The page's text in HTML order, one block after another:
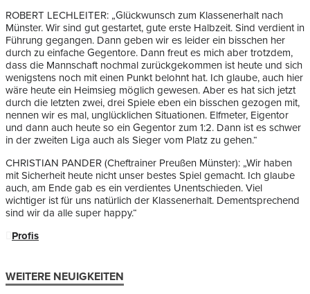
ROBERT LECHLEITER: „Glückwunsch zum Klassenerhalt nach
Münster. Wir sind gut gestartet, gute erste Halbzeit. Sind verdient in
Führung gegangen. Dann geben wir es leider ein bisschen her
durch zu einfache Gegentore. Dann freut es mich aber trotzdem,
dass die Mannschaft nochmal zurückgekommen ist heute und sich
wenigstens noch mit einen Punkt belohnt hat. Ich glaube, auch hier
wäre heute ein Heimsieg möglich gewesen. Aber es hat sich jetzt
durch die letzten zwei, drei Spiele eben ein bisschen gezogen mit,
nennen wir es mal, unglücklichen Situationen. Elfmeter, Eigentor
und dann auch heute so ein Gegentor zum 1:2. Dann ist es schwer
in der zweiten Liga auch als Sieger vom Platz zu gehen.“
CHRISTIAN PANDER (Cheftrainer Preußen Münster): „Wir haben
mit Sicherheit heute nicht unser bestes Spiel gemacht. Ich glaube
auch, am Ende gab es ein verdientes Unentschieden. Viel
wichtiger ist für uns natürlich der Klassenerhalt. Dementsprechend
sind wir da alle super happy.“
Profis
WEITERE NEUIGKEITEN